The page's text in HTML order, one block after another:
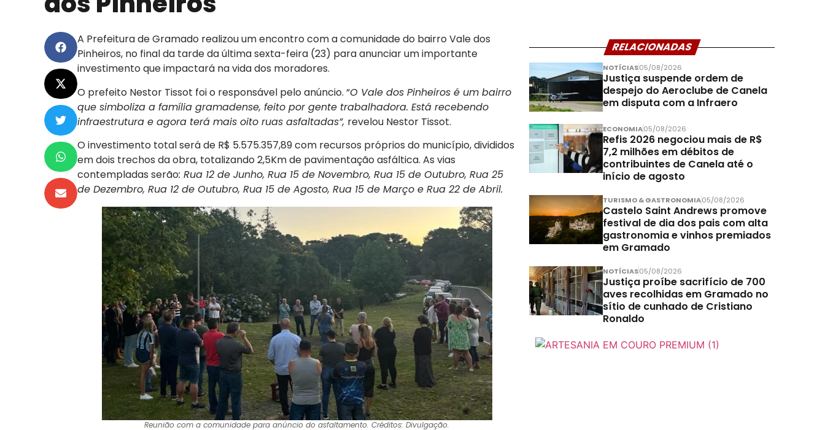
A Prefeitura de Gramado realizou um encontro com a comunidade do bairro Vale dos
Pinheiros, no final da tarde da última sexta-feira (23) para anunciar um importante
investimento que impactará na vida dos moradores.
O prefeito Nestor Tissot foi o responsável pelo anúncio. “O Vale dos Pinheiros é um bairro
que simboliza a família gramadense, feito por gente trabalhadora. Está recebendo
infraestrutura e agora terá mais oito ruas asfaltadas”, revelou Nestor Tissot.
O investimento total será de R$ 5.575.357,89 com recursos próprios do município, divididos
em dois trechos da obra, totalizando 2,5Km de pavimentação asfáltica. As vias
contempladas serão: Rua 12 de Junho, Rua 15 de Novembro, Rua 15 de Outubro, Rua 25
de Dezembro, Rua 12 de Outubro, Rua 15 de Agosto, Rua 15 de Março e Rua 22 de Abril.
Reunião com a comunidade para anúncio do asfaltamento. Créditos: Divulgação.
RELACIONADAS
NOTÍCIAS05/08/2026
Justiça suspende ordem de
despejo do Aeroclube de Canela
em disputa com a Infraero
ECONOMIA05/08/2026
Refis 2026 negociou mais de R$
7,2 milhões em débitos de
contribuintes de Canela até o
início de agosto
TURISMO & GASTRONOMIA05/08/2026
Castelo Saint Andrews promove
festival de dia dos pais com alta
gastronomia e vinhos premiados
em Gramado
NOTÍCIAS05/08/2026
Justiça proíbe sacrifício de 700
aves recolhidas em Gramado no
sítio de cunhado de Cristiano
Ronaldo